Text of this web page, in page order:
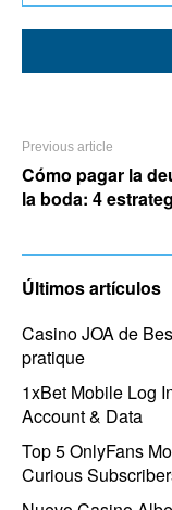
Previous article
Cómo pagar la
la boda: 4
Últimos artículos
Casino JOA de
pratique
1xBet Mobile Log
Account & Data
Top 5 OnlyFans
Curious